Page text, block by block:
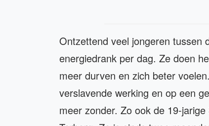
Ontzettend veel jongeren tussen
energiedrank per dag. Ze doen
meer durven en zich beter
verslavende werking en op een
meer zonder. Zo ook de 19-